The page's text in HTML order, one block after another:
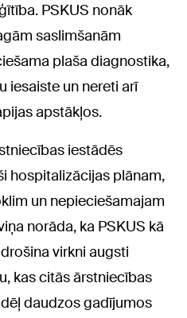
PSKUS nonāk
saslimšanām
plaša diagnostika,
iesaiste un nereti arī
apstākļos.
iestādēs
hospitalizācijas plānam,
un nepieciešamajam
norāda, ka PSKUS kā
virkni augsti
kas citās ārstniecības
daudzos gadījumos